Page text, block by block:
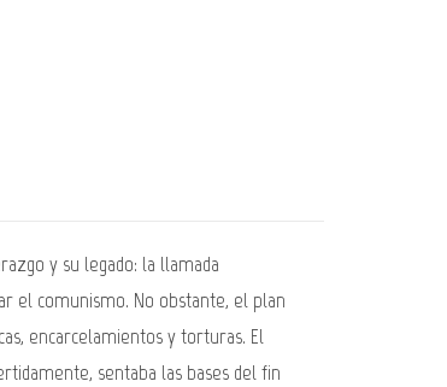
y su legado: la llamada
el comunismo. No obstante, el plan
encarcelamientos y torturas. El
sentaba las bases del fin